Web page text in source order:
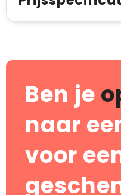
Ben je
naar
voor